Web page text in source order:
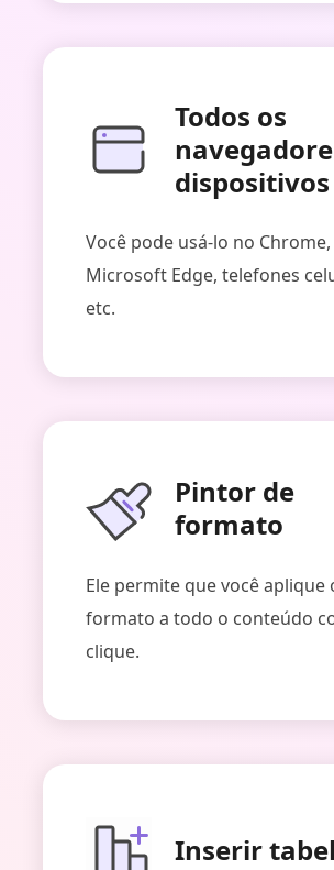
Todos os
dispositivos
Você pode usá-lo no Chrome,
Microsoft Edge, telefones
etc.
Pintor de
formato
Ele permite que você aplique
formato a todo o conteúdo
clique.
Inserir